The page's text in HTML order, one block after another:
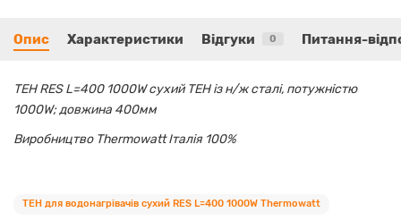
Опис Характеристики Відгуки 0 Питання-
ТЕН RES L=400 1000W сухий ТЕН із н/ж сталі, потужністю
1000W; довжина 400мм
Виробництво Thermowatt Італія 100%
ТЕН для водонагрівачів сухий RES L=400 1000W Thermowatt